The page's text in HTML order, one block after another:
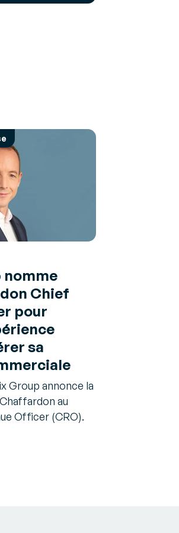
nomme
Chief
pour
sa
Group annonce la
au
Officer (CRO).